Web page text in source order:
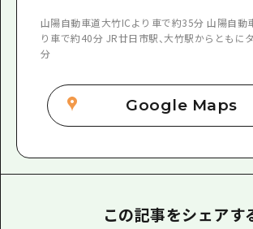
山陽自動車道大竹ICより車で約35分 山陽自動
り車で約40分 JR廿日市駅、大竹駅からともに
分
Google Maps
この記事をシェアす